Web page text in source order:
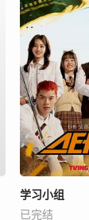
学习小组
已完结